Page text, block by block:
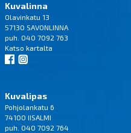
Kuvalinna
Olavinkatu 13
57130 SAVONLINNA
puh. 040 7092 763
Katso kartalta
Kuvalipas
Pohjolankatu 6
74100 IISALMI
puh. 040 7092 764